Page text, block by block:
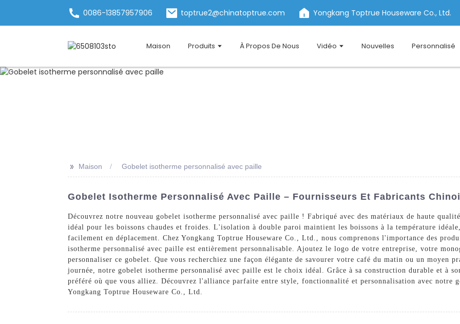
0086-13857957906 toptrue2@chinatoptrue.com Yongkang Toptrue Houseware Co., Ltd.
Maison Produits À Propos De Nous Vidéo Nouvelles Personnalisé
>> Maison Gobelet isotherme personnalisé avec paille
Gobelet Isotherme Personnalisé Avec Paille – Fournisseurs Et Fabricants
Découvrez notre nouveau gobelet isotherme personnalisé avec paille ! Fabriqué avec des matériaux de haute
idéal pour les boissons chaudes et froides. L'isolation à double paroi maintient les boissons à la température
facilement en déplacement. Chez Yongkang Toptrue Houseware Co., Ltd., nous comprenons l'importance des
isotherme personnalisé avec paille est entièrement personnalisable. Ajoutez le logo de votre entreprise, votre
personnaliser ce gobelet. Que vous recherchiez une façon élégante de savourer votre café du matin ou un moyen
journée, notre gobelet isotherme personnalisé avec paille est le choix idéal. Grâce à sa construction durable et à
préféré où que vous alliez. Découvrez l'alliance parfaite entre style, fonctionnalité et personnalisation avec notre
Yongkang Toptrue Houseware Co., Ltd.